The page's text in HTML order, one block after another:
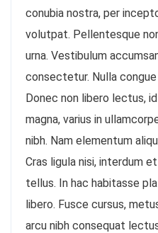
conubia nostra, per
volutpat. Pellentesque
urna. Vestibulum
consectetur. Nulla
Donec non libero lectus,
magna, varius in
nibh. Nam elementum
Cras ligula nisi, interdum
tellus. In hac habitasse
libero. Fusce cursus,
arcu nibh consequat